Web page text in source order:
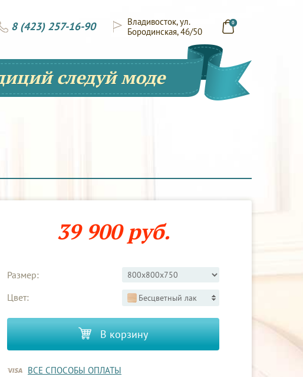
0
Владивосток, ул.
Бородинская, 46/50
8 (423) 257-16-90
следуй моде
39 900 руб.
Размер:
Цвет:
Бесцветный лак
В корзину
ВСЕ СПОСОБЫ ОПЛАТЫ